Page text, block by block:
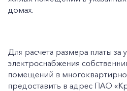
домах.
Для расчета размера платы за
электроснабжения
помещений в
предоставить в адрес ПАО